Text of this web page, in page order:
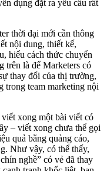
dụng đặt ra yêu cầu rất
thời đại mới cần thông
nội dung, thiết kế,
hiểu cách thức chuyển
là để Marketers có
thay đổi của thị trường,
trong team marketing nội
viết xong một bài viết có
– viết xong chưa thể gọi
quả bằng quảng cáo,
Như vậy, có thể thấy,
nghề” có vẻ đã thay